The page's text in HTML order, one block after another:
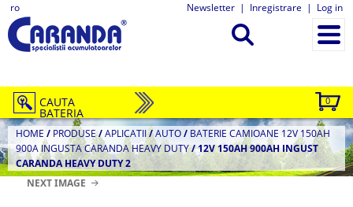
ro Newsletter | Inregistrare | Log in
0
CAUTA
BATERIA
HOME / PRODUSE/APLICATII/AUTO/ BATERIE CAMIOANE 12V 150AH
900A INGUSTA CARANDA HEAVY DUTY/12V 150AH 900AH INGUST
CARANDA HEAVY DUTY 2
NEXT IMAGE